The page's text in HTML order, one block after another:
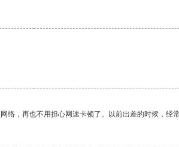
，再也不用担心网速卡顿了。以前出差的时候，经